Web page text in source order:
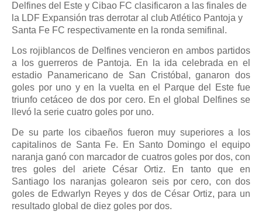
Delfines del Este y Cibao FC clasificaron a las finales de
la LDF Expansión tras derrotar al club Atlético Pantoja y
Santa Fe FC respectivamente en la ronda semifinal.
Los rojiblancos de Delfines vencieron en ambos partidos
a los guerreros de Pantoja. En la ida celebrada en el
estadio Panamericano de San Cristóbal, ganaron dos
goles por uno y en la vuelta en el Parque del Este fue
triunfo cetáceo de dos por cero. En el global Delfines se
llevó la serie cuatro goles por uno.
De su parte los cibaeños fueron muy superiores a los
capitalinos de Santa Fe. En Santo Domingo el equipo
naranja ganó con marcador de cuatros goles por dos, con
tres goles del ariete César Ortiz. En tanto que en
Santiago los naranjas golearon seis por cero, con dos
goles de Edwarlyn Reyes y dos de César Ortiz, para un
resultado global de diez goles por dos.